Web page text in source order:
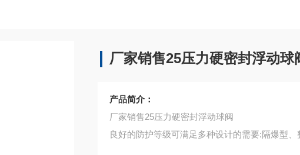
厂家销售25压力硬密封浮动球
产品简介：
厂家销售25压力硬密封浮动球阀
良好的防护等级可满足多种设计的需要:隔爆型、